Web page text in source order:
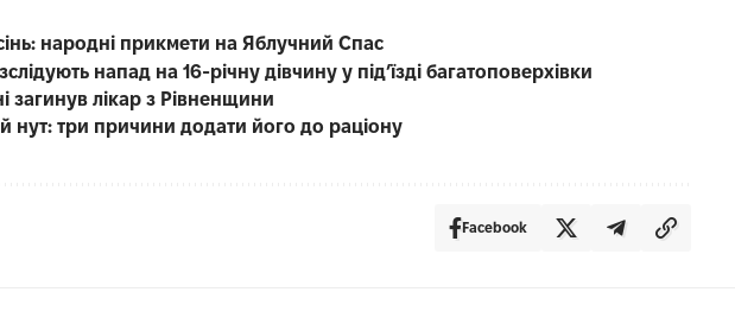
народні прикмети на Яблучний Спас
напад на 16-річну дівчину у під’їзді багатоповерхівки
загинув лікар з Рівненщини
нут: три причини додати його до раціону
Facebook